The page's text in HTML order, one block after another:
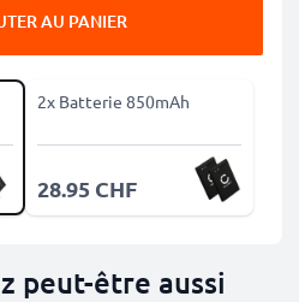
AU PANIER
2x Batterie 850mAh
28.95 CHF
peut-être aussi